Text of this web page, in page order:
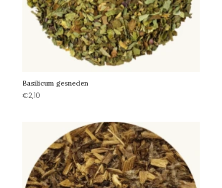
Basilicum gesneden
€2,10